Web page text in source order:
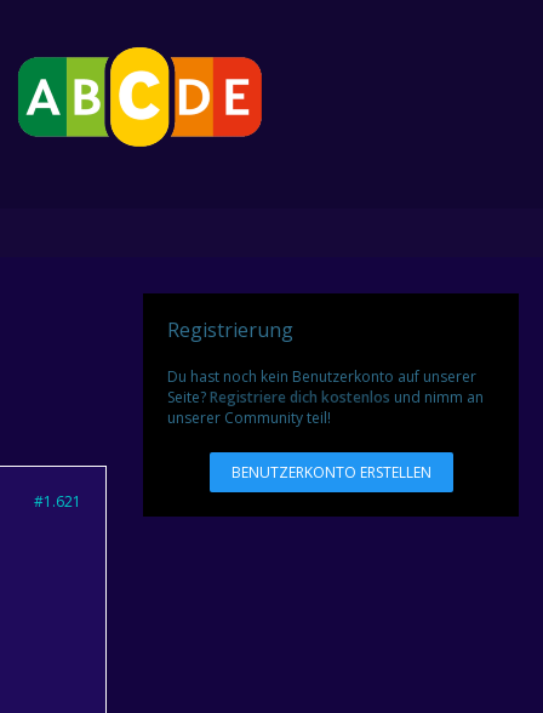
#1.621
Registrierung
Du hast noch kein Benutzerkonto auf unserer
Seite?Registriere dich kostenlos und nimm an
unserer Community teil!
BENUTZERKONTO ERSTELLEN